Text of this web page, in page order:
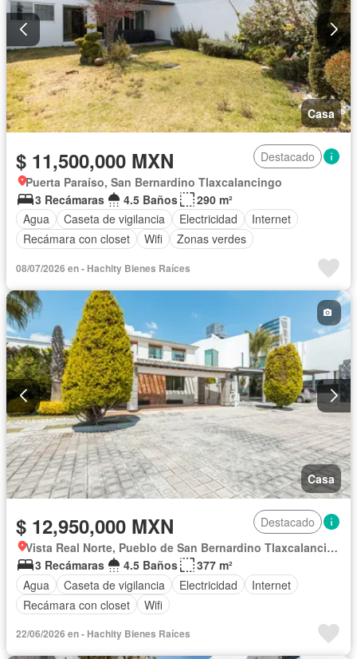
Casa
$ 11,500,000 MXN
Destacado
Puerta Paraíso, San Bernardino Tlaxcalancingo
3 Recámaras
4.5 Baños
290 m²
Agua
Caseta de vigilancia Electricidad
Internet
Recámara con closet
Wifi Zonas verdes
08/07/2026 en - Hachity Bienes Raíces
Casa
$ 12,950,000 MXN
Destacado
Vista Real Norte, Pueblo de San Bernardino Tlaxcalancingo
3 Recámaras
4.5 Baños
377 m²
Agua
Caseta de vigilancia Electricidad
Internet
Recámara con closet
Wifi
22/06/2026 en - Hachity Bienes Raíces